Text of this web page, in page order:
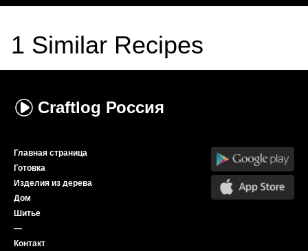
1 Similar Recipes
Craftlog Россия
Главная страница
Готовка
Изделия из дерева
Дом
Шитье
—
Контакт